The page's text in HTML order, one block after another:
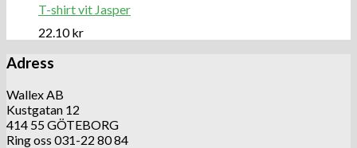
T-shirt vit Jasper
22.10kr
Adress
Wallex AB
Kustgatan 12
414 55 GÖTEBORG
Ring oss 031-22 80 84